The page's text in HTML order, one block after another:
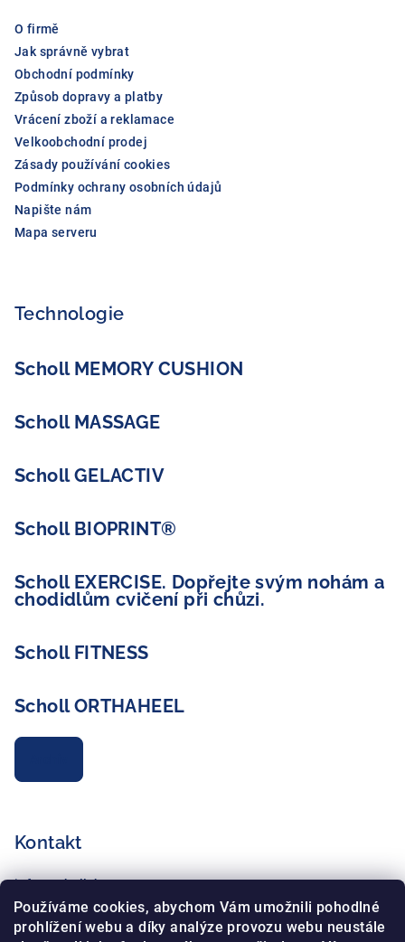
Používáme cookies, abychom Vám umožnili pohodlné
prohlížení webu a díky analýze provozu webu neustále
O firmě
Jak správně vybrat
Obchodní podmínky
Způsob dopravy a platby
Vrácení zboží a reklamace
Velkoobchodní prodej
Zásady používání cookies
Podmínky ochrany osobních údajů
Napište nám
Mapa serveru
Technologie
Scholl MEMORY CUSHION
Scholl MASSAGE
Scholl GELACTIV
Scholl BIOPRINT®
Scholl EXERCISE. Dopřejte svým nohám a
chodidlům cvičení při chůzi.
Scholl FITNESS
Scholl ORTHAHEEL
Kontakt
info@schollshop.cz
+420 725 172 135
+420 734 765 321